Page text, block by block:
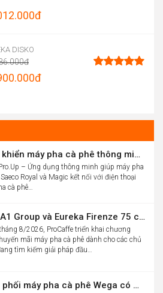
đ
DISKO
đ
đ
Saeco Pro.Up – Điều khiển máy pha cà phê thông minh Saeco Royal & Magic bằng điện thoại
– Ứng dụng thông minh giúp máy pha
Royal và Magic kết nối với điện thoại
cà phê…
Combo Wega Lunna A1 Group và Eureka Firenze 75 chỉ 61,9 triệu
8/2026, ProCaffe triển khai chương
mãi máy pha cà phê dành cho các chủ
tìm kiếm giải pháp đầu…
ProCaffe- Nhà phân phối máy pha cà phê Wega có mức tăng trưởng cao nhất thế giới